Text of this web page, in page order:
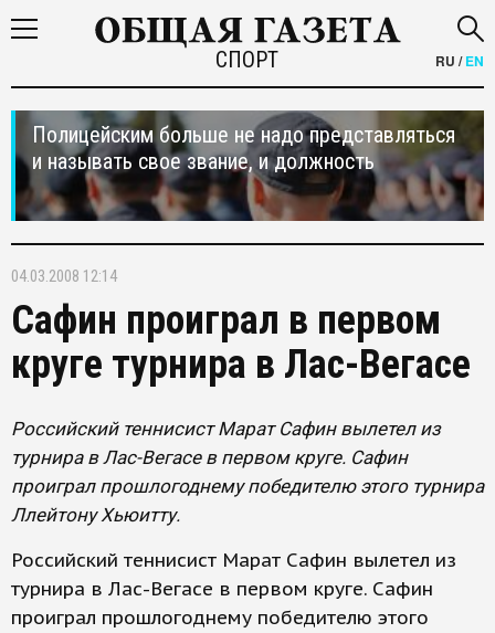
СПОРТ RU /EN
Полицейским больше не надо представляться
и называть свое звание, и должность
04.03.2008 12:14
Сафин проиграл в первом
круге турнира в Лас-Вегасе
Российский теннисист Марат Сафин вылетел из
турнира в Лас-Вегасе в первом круге. Сафин
проиграл прошлогоднему победителю этого турнира
Ллейтону Хьюитту.
Российский теннисист Марат Сафин вылетел из
турнира в Лас-Вегасе в первом круге. Сафин
проиграл прошлогоднему победителю этого